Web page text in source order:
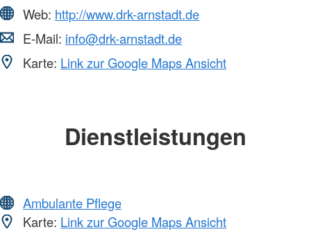
Web: http://www.drk-arnstadt.de
E-Mail: info@drk-arnstadt.de
Karte: Link zur Google Maps Ansicht
Dienstleistungen
Ambulante Pflege
Karte: Link zur Google Maps Ansicht